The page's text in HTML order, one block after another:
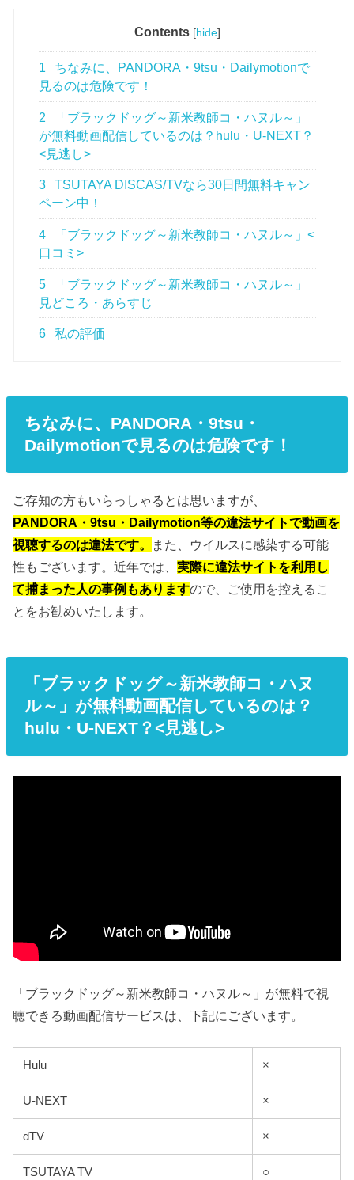
Contents [hide]
1
ちなみに、PANDORA・9tsu・Dailymotionで
見るのは危険です！
2
「ブラックドッグ～新米教師コ・ハヌル～」
が無料動画配信しているのは？hulu・U-NEXT？
<見逃し>
3
TSUTAYA DISCAS/TVなら30日間無料キャン
ペーン中！
4
「ブラックドッグ～新米教師コ・ハヌル～」<
口コミ>
5
「ブラックドッグ～新米教師コ・ハヌル～」
見どころ・あらすじ
6 私の評価
ちなみに、PANDORA・9tsu・
Dailymotionで見るのは危険です！
ご存知の方もいらっしゃるとは思いますが、
PANDORA・9tsu・Dailymotion等の違法サイトで動画を
視聴するのは違法です。
また、ウイルスに感染する可能
性もございます。近年では、実際に違法サイトを利用し
て捕まった人の事例もありますので、ご使用を控えるこ
とをお勧めいたします。
「ブラックドッグ～新米教師コ・ハヌ
ル～」が無料動画配信しているのは？
hulu・U-NEXT？<見逃し>
「ブラックドッグ～新米教師コ・ハヌル～」が無料で視
聴できる動画配信サービスは、下記にございます。
Hulu ×
U-NEXT ×
dTV ×
TSUTAYA TV ○